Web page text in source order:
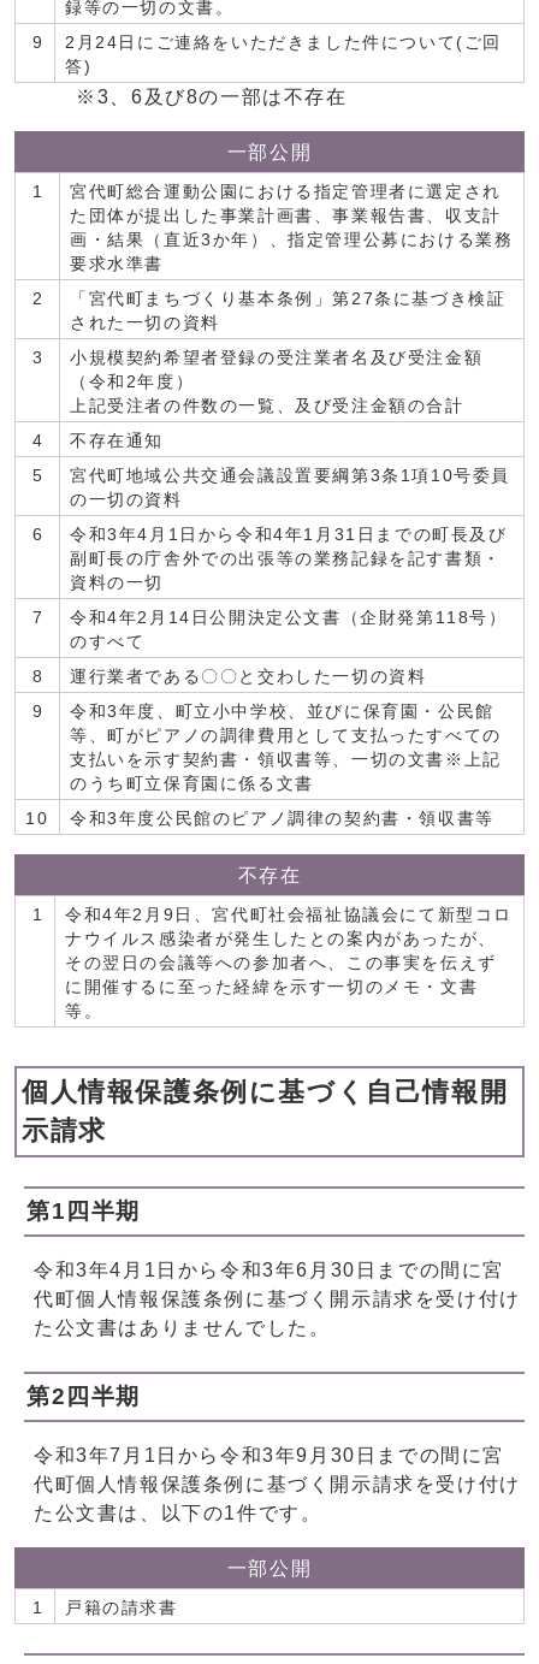
録等の一切の文書。
9
2月24日にご連絡をいただきました件について(ご回
答)
※3、6及び8の一部は不存在
一部公開
1
宮代町総合運動公園における指定管理者に選定され
た団体が提出した事業計画書、事業報告書、収支計
画・結果（直近3か年）、指定管理公募における業務
要求水準書
2
「宮代町まちづくり基本条例」第27条に基づき検証
された一切の資料
3
小規模契約希望者登録の受注業者名及び受注金額
（令和2年度）
上記受注者の件数の一覧、及び受注金額の合計
4
不存在通知
5
宮代町地域公共交通会議設置要綱第3条1項10号委員
の一切の資料
6
令和3年4月1日から令和4年1月31日までの町長及び
副町長の庁舎外での出張等の業務記録を記す書類・
資料の一切
7
令和4年2月14日公開決定公文書（企財発第118号）
のすべて
8
運行業者である〇〇と交わした一切の資料
9
令和3年度、町立小中学校、並びに保育園・公民館
等、町がピアノの調律費用として支払ったすべての
支払いを示す契約書・領収書等、一切の文書※上記
のうち町立保育園に係る文書
10
令和3年度公民館のピアノ調律の契約書・領収書等
不存在
1
令和4年2月9日、宮代町社会福祉協議会にて新型コロ
ナウイルス感染者が発生したとの案内があったが、
その翌日の会議等への参加者へ、この事実を伝えず
に開催するに至った経緯を示す一切のメモ・文書
等。
個人情報保護条例に基づく自己情報開
示請求
第1四半期
令和3年4月1日から令和3年6月30日までの間に宮
代町個人情報保護条例に基づく開示請求を受け付け
た公文書はありませんでした。
第2四半期
令和3年7月1日から令和3年9月30日までの間に宮
代町個人情報保護条例に基づく開示請求を受け付け
た公文書は、以下の1件です。
一部公開
1 戸籍の請求書